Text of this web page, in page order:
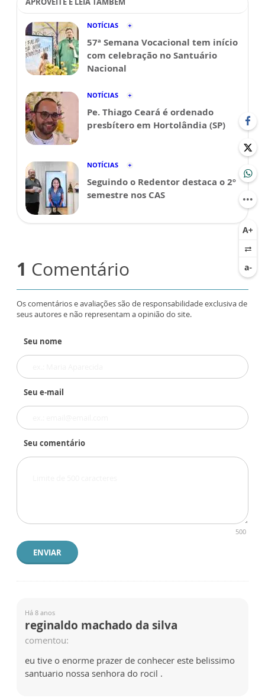
NOTÍCIAS
57ª Semana Vocacional tem início
com celebração no Santuário
Nacional
NOTÍCIAS
Pe. Thiago Ceará é ordenado
presbítero em Hortolândia (SP)
NOTÍCIAS
Seguindo o Redentor destaca o 2º
semestre nos CAS
1 Comentário
Os comentários e avaliações são de responsabilidade exclusiva de
seus autores e não representam a opinião do site.
Seu nome
Seu e-mail
Seu comentário
500
ENVIAR
Há 8 anos
reginaldo machado da silva
comentou:
eu tive o enorme prazer de conhecer este belissimo
santuario nossa senhora do rocil .